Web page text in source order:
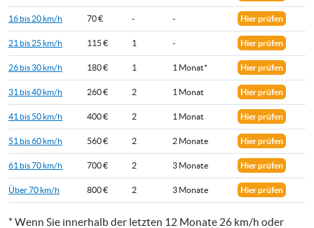
16 bis 20 km/h 70 € - - Hier prüfen
21 bis 25 km/h 115 € 1 - Hier prüfen
26 bis 30 km/h 180 € 1 1 Monat* Hier prüfen
31 bis 40 km/h 260 € 2 1 Monat Hier prüfen
41 bis 50 km/h 400 € 2 1 Monat Hier prüfen
51 bis 60 km/h 560 € 2 2 Monate Hier prüfen
61 bis 70 km/h 700 € 2 3 Monate Hier prüfen
Über 70 km/h 800 € 2 3 Monate Hier prüfen
* Wenn Sie innerhalb der letzten 12 Monate 26 km/h oder